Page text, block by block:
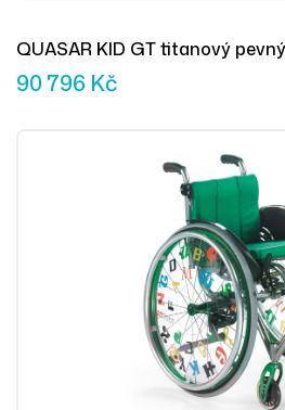
QUASAR KID GT titanový
90 796 Kč